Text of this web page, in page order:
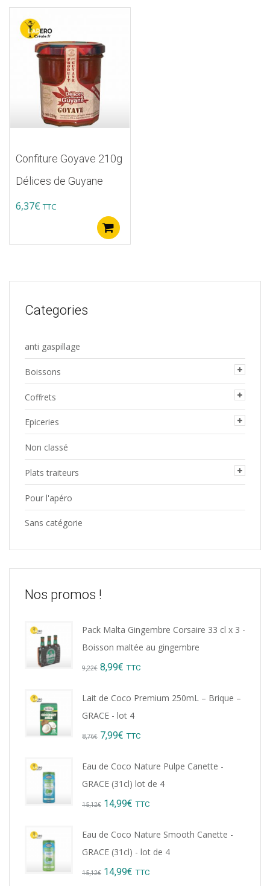
Confiture Goyave 210g
Délices de Guyane
6,37€ TTC
Categories
anti gaspillage
Boissons
Coffrets
Epiceries
Non classé
Plats traiteurs
Pour l'apéro
Sans catégorie
Nos promos !
Pack Malta Gingembre Corsaire 33 cl x 3 -
Boisson maltée au gingembre
9,22€ Original
8,99€ Current
TTC
Lait de Coco Premium 250mL – Brique –
GRACE - lot 4
8,76€ Original
7,99€ Current
TTC
Eau de Coco Nature Pulpe Canette -
GRACE (31cl) lot de 4
15,12€ Original
14,99€ Current
TTC
Eau de Coco Nature Smooth Canette -
GRACE (31cl) - lot de 4
15,12€ Original
14,99€ Current
TTC